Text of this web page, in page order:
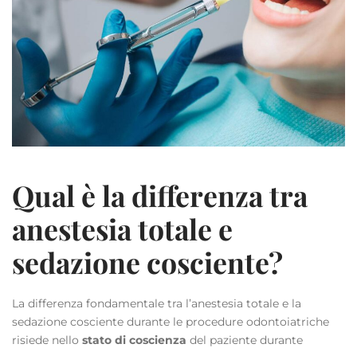
Qual è la differenza tra
anestesia totale e
sedazione cosciente?
La differenza fondamentale tra l’anestesia totale e la
sedazione cosciente durante le procedure odontoiatriche
risiede nello stato di coscienza del paziente durante